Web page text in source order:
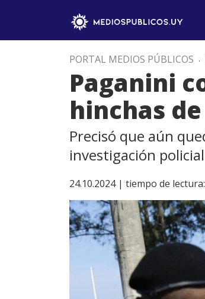
PORTAL MEDIOS PÚBLICOS .
Paganini
hinchas
Precisó que aún
investigación policial
24.10.2024 | tiempo de lectura: